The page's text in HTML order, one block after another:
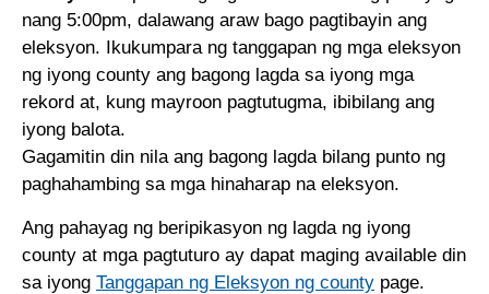
nang 5:00pm, dalawang araw bago pagtibayin ang
eleksyon. Ikukumpara ng tanggapan ng mga eleksyon
ng iyong county ang bagong lagda sa iyong mga
rekord at, kung mayroon pagtutugma, ibibilang ang
iyong balota.
Gagamitin din nila ang bagong lagda bilang punto ng
paghahambing sa mga hinaharap na eleksyon.
Ang pahayag ng beripikasyon ng lagda ng iyong
county at mga pagtuturo ay dapat maging available din
sa iyong Tanggapan ng Eleksyon ng county page.